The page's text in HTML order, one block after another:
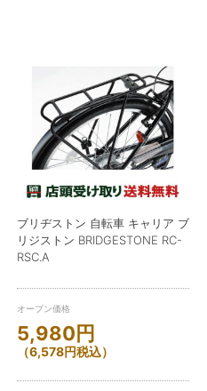
ブリヂストン 自転車 キャリア ブ
リジストン BRIDGESTONE RC-
RSC.A
オープン価格
5,980円
（6,578円税込）